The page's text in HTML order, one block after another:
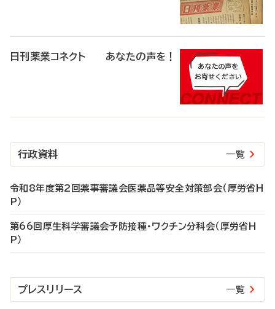
日刊薬業コネクト あなたの声を！
行政資料 一覧
令和8年度第2回薬事審議会医薬品等安全対策部会（厚労省H
P）
第66回厚生科学審議会予防接種・ワクチン分科会（厚労省H
P）
プレスリリース 一覧